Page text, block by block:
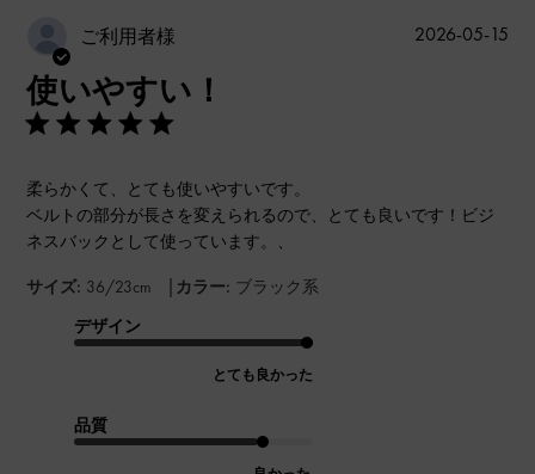
ご利用者様
使いやすい！
柔らかくて、とても使いやすいです。
ベルトの部分が長さを変えられるので、とても良いです！ビジ
ネスバックとして使っています。、
サイズ: 36/23cm | カラー: ブラック系
デザイン
とても良かった
品質
公
2026-05-15